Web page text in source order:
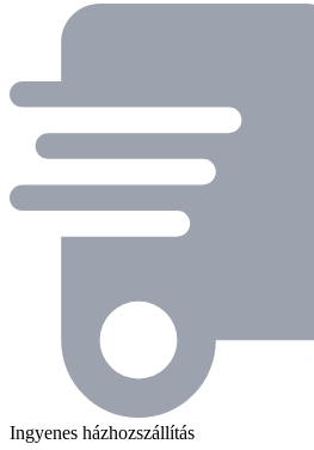
Ingyenes házhozszállítás